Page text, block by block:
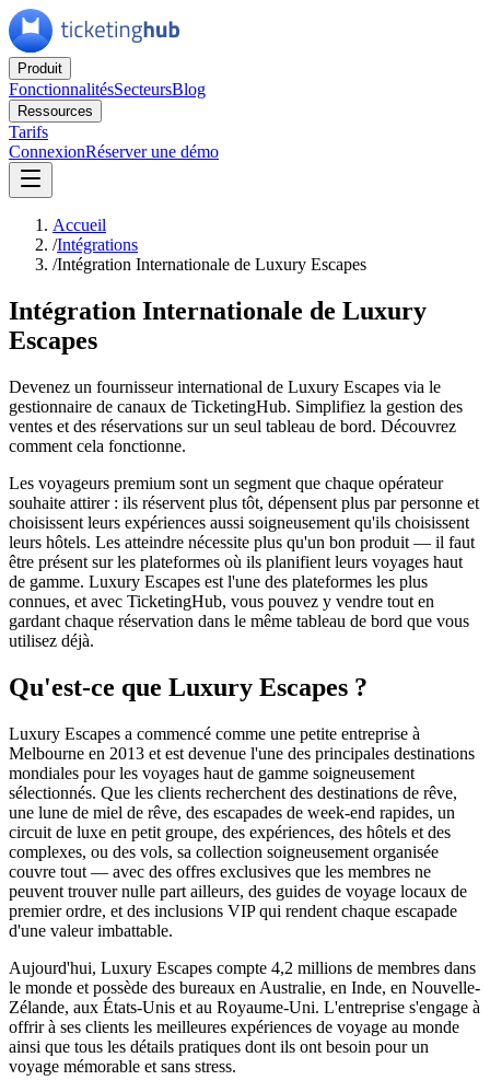
Produit
FonctionnalitésSecteursBlog
Ressources
Tarifs
ConnexionRéserver une démo
Accueil
/Intégrations
/Intégration Internationale de Luxury Escapes
Intégration Internationale de Luxury
Escapes
Devenez un fournisseur international de Luxury Escapes via le
gestionnaire de canaux de TicketingHub. Simplifiez la gestion des
ventes et des réservations sur un seul tableau de bord. Découvrez
comment cela fonctionne.
Les voyageurs premium sont un segment que chaque opérateur
souhaite attirer : ils réservent plus tôt, dépensent plus par personne et
choisissent leurs expériences aussi soigneusement qu'ils choisissent
leurs hôtels. Les atteindre nécessite plus qu'un bon produit — il faut
être présent sur les plateformes où ils planifient leurs voyages haut
de gamme. Luxury Escapes est l'une des plateformes les plus
connues, et avec TicketingHub, vous pouvez y vendre tout en
gardant chaque réservation dans le même tableau de bord que vous
utilisez déjà.
Qu'est-ce que Luxury Escapes ?
Luxury Escapes a commencé comme une petite entreprise à
Melbourne en 2013 et est devenue l'une des principales destinations
mondiales pour les voyages haut de gamme soigneusement
sélectionnés. Que les clients recherchent des destinations de rêve,
une lune de miel de rêve, des escapades de week-end rapides, un
circuit de luxe en petit groupe, des expériences, des hôtels et des
complexes, ou des vols, sa collection soigneusement organisée
couvre tout — avec des offres exclusives que les membres ne
peuvent trouver nulle part ailleurs, des guides de voyage locaux de
premier ordre, et des inclusions VIP qui rendent chaque escapade
d'une valeur imbattable.
Aujourd'hui, Luxury Escapes compte 4,2 millions de membres dans
le monde et possède des bureaux en Australie, en Inde, en Nouvelle-
Zélande, aux États-Unis et au Royaume-Uni. L'entreprise s'engage à
offrir à ses clients les meilleures expériences de voyage au monde
ainsi que tous les détails pratiques dont ils ont besoin pour un
voyage mémorable et sans stress.